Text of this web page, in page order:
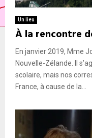
Un lieu
À la rencontre
En janvier 2019, Mme
Nouvelle-Zélande. Il
scolaire, mais nos
France, à cause de la...